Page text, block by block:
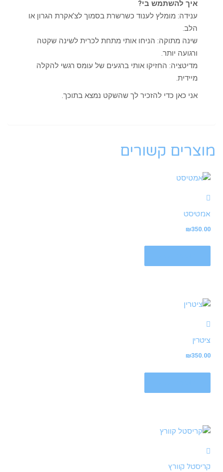
איך להשתמש בי?
ענידה: מומלץ לענוד כשרשרת בסמוך לצ'אקרת הגרון או
הלב.
שינה מתוקה: הניחו אותי מתחת לכרית לשינה שקטה
ורגועה יותר.
מדיטציה: החזיקו אותי ברגעים של עומס רגשי להקלה
מיידית.
אני כאן כדי להזכיר לך שהשקט נמצא בתוכך.
מוצרים קשורים
אמטיסט
₪350.00
ציטרין
₪350.00
קריסטל קוורץ